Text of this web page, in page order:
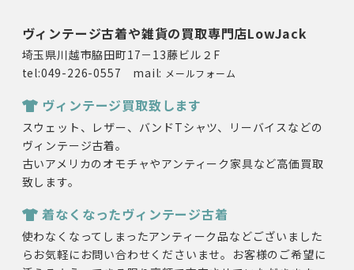
ヴィンテージ古着や雑貨の買取専門店LowJack
埼玉県川越市脇田町17－13藤ビル２F
tel:049-226-0557 mail: メールフォーム
ヴィンテージ買取致します
スウェット、レザー、バンドTシャツ、リーバイスなどの
ヴィンテージ古着。
古いアメリカのオモチャやアンティーク家具など高価買取
致します。
着なくなったヴィンテージ古着
使わなくなってしまったアンティーク品などございました
らお気軽にお問い合わせくださいませ。お客様のご希望に